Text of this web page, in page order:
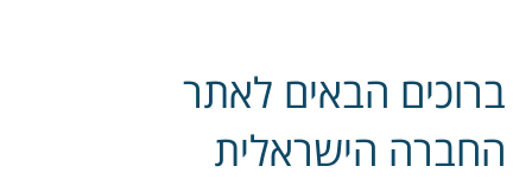
ההסתדרות הרפואית בישראל - החברה לחקר, מניעה
וטיפול בטרשת עורקים
ברוכים הבאים לאתר
החברה הישראלית